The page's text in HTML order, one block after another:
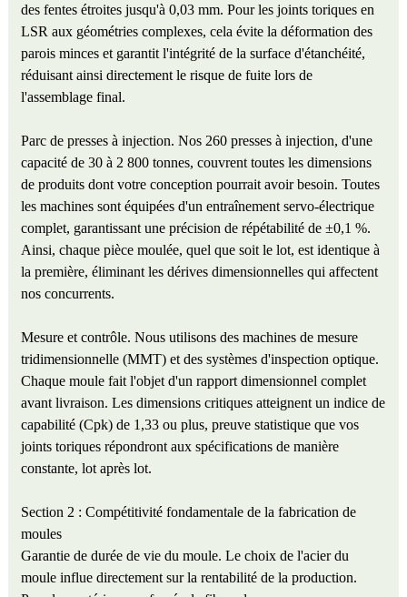
des fentes étroites jusqu'à 0,03 mm. Pour les joints toriques en
LSR aux géométries complexes, cela évite la déformation des
parois minces et garantit l'intégrité de la surface d'étanchéité,
réduisant ainsi directement le risque de fuite lors de
l'assemblage final.
Parc de presses à injection. Nos 260 presses à injection, d'une
capacité de 30 à 2 800 tonnes, couvrent toutes les dimensions
de produits dont votre conception pourrait avoir besoin. Toutes
les machines sont équipées d'un entraînement servo-électrique
complet, garantissant une précision de répétabilité de ±0,1 %.
Ainsi, chaque pièce moulée, quel que soit le lot, est identique à
la première, éliminant les dérives dimensionnelles qui affectent
nos concurrents.
Mesure et contrôle. Nous utilisons des machines de mesure
tridimensionnelle (MMT) et des systèmes d'inspection optique.
Chaque moule fait l'objet d'un rapport dimensionnel complet
avant livraison. Les dimensions critiques atteignent un indice de
capabilité (Cpk) de 1,33 ou plus, preuve statistique que vos
joints toriques répondront aux spécifications de manière
constante, lot après lot.
Section 2 : Compétitivité fondamentale de la fabrication de
moules
Garantie de durée de vie du moule. Le choix de l'acier du
moule influe directement sur la rentabilité de la production.